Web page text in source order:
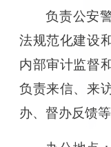
负责公安
法规范化建设
内部审计监督
负责来信、来
办、督办反馈等